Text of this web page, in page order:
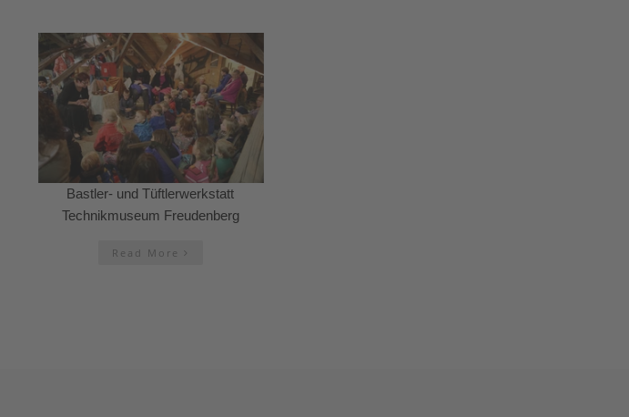
Bastler- und Tüftlerwerkstatt
Technikmuseum Freudenberg
Read More